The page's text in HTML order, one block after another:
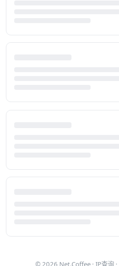
© 2026 Net.Coffee · IP查询 ·